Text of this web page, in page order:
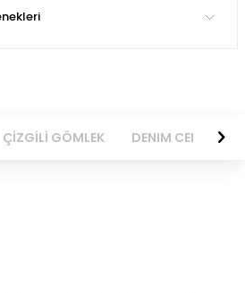
ÇİZGİLİ GÖMLEK DENIM CEKET